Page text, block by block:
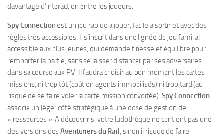
davantage d’interaction entre les joueurs.
Spy Connectionest un jeu rapide à jouer, facile à sortir et avec des
règles très accessibles. Il s’inscrit dans une lignée de jeu familial
accessible aux plus jeunes, qui demande finesse et équilibre pour
remporter la partie, sans se laisser distancer par ses adversaires
dans sa course aux PV. Il faudra choisir au bon moment les cartes
missions, ni trop tôt (coût en agents immobilisés) ni trop tard (au
risque de se faire voler la carte mission convoitée). Spy Connection
associe un léger côté stratégique à une dose de gestion de
« ressources ». A découvrir si votre ludothèque ne contient pas une
des versions desAventuriers du Rail, sinon il risque de faire